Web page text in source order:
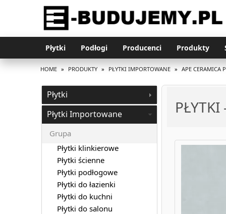
Płytki Podłogi Producenci Produkty
HOME » PRODUKTY » PŁYTKI IMPORTOWANE » APE CERAMICA
PŁYTKI
Płytki
Płytki Importowane
Grupa
Płytki klinkierowe
Płytki ścienne
Płytki podłogowe
Płytki do łazienki
Płytki do kuchni
Płytki do salonu